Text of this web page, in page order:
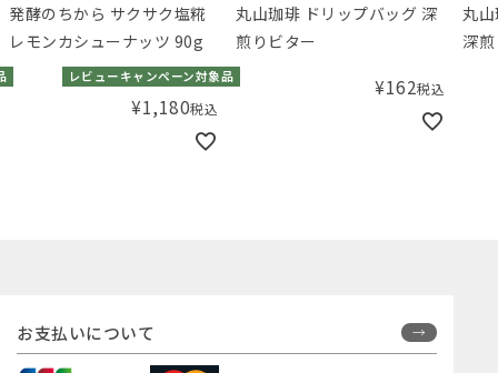
発酵のちから サクサク塩糀
レモンカシューナッツ 90g
レビューキャンペーン対象品
¥1,180税込
丸山珈琲 ドリップバッグ 深
煎りビター
¥162税込
丸
深
お支払いについて